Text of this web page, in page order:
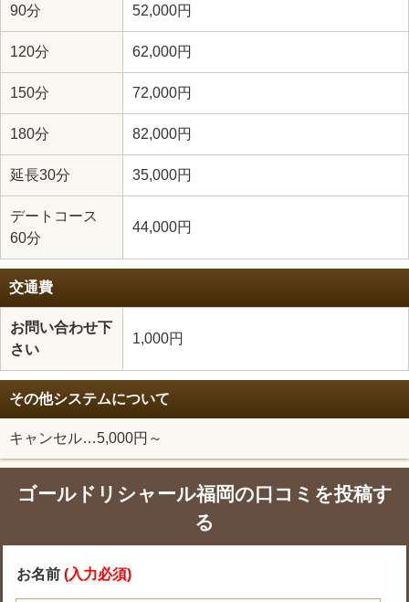
90分 52,000円
120分 62,000円
150分 72,000円
180分 82,000円
延長30分 35,000円
デートコース
60分
44,000円
交通費
お問い合わせ下
さい
1,000円
その他システムについて
キャンセル…5,000円～
ゴールドリシャール福岡の口コミを投稿す
る
お名前 (入力必須)